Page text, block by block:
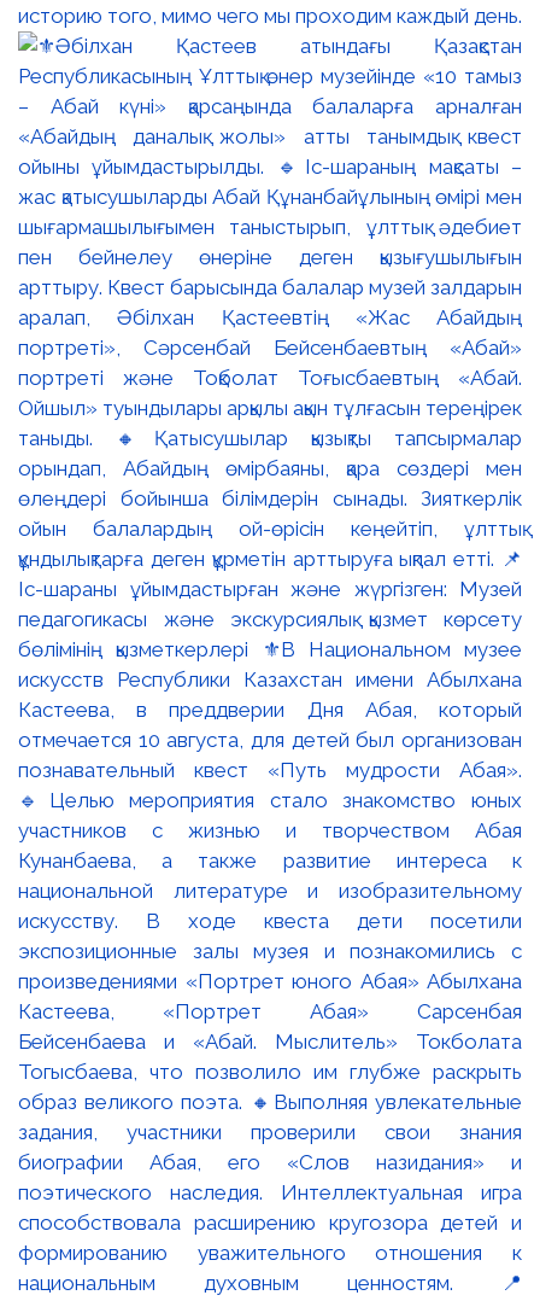
историю того, мимо чего мы проходим каждый день.